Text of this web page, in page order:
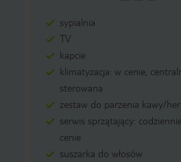
sypialnia
TV
kapcie
klimatyzacja: w cenie,
sterowana
zestaw do parzenia kawy/
serwis sprzątający:
cenie
suszarka do włosów